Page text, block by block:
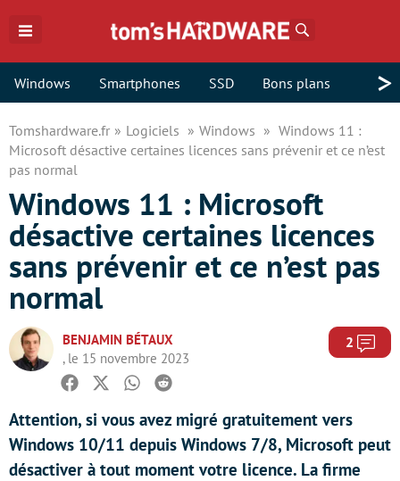
Windows Smartphones SSD Bons plans >
Tomshardware.fr Logiciels Windows
Windows 11 :
Microsoft désactive certaines licences sans prévenir et ce n’est
pas normal
Windows 11 : Microsoft
désactive certaines licences
sans prévenir et ce n’est pas
normal
BENJAMIN BÉTAUX
, le 15 novembre 2023
2
Facebook
TwitterWhatsapp
Reddit
Attention, si vous avez migré gratuitement vers
Windows 10/11 depuis Windows 7/8, Microsoft peut
désactiver à tout moment votre licence. La firme